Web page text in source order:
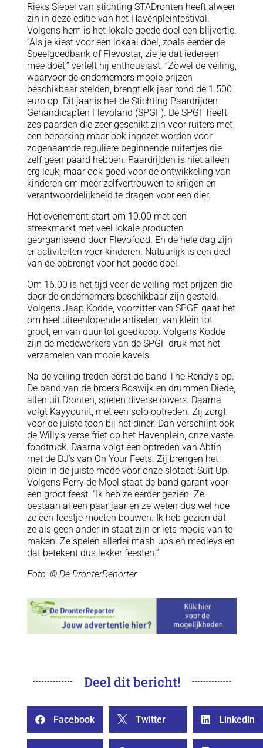
Rieks Siepel van stichting STADronten heeft alweer
zin in deze editie van het Havenpleinfestival.
Volgens hem is het lokale goede doel een blijvertje.
“Als je kiest voor een lokaal doel, zoals eerder de
Speelgoedbank of Flevostar, zie je dat iedereen
mee doet,” vertelt hij enthousiast. “Zowel de veiling,
waarvoor de ondernemers mooie prijzen
beschikbaar stelden, brengt elk jaar rond de 1.500
euro op. Dit jaar is het de Stichting Paardrijden
Gehandicapten Flevoland (SPGF). De SPGF heeft
zes paarden die zeer geschikt zijn voor ruiters met
een beperking maar ook ingezet worden voor
zogenaamde reguliere beginnende ruitertjes die
zelf geen paard hebben. Paardrijden is niet alleen
erg leuk, maar ook goed voor de ontwikkeling van
kinderen om meer zelfvertrouwen te krijgen en
verantwoordelijkheid te dragen voor een dier.
Het evenement start om 10.00 met een
streekmarkt met veel lokale producten
georganiseerd door Flevofood. En de hele dag zijn
er activiteiten voor kinderen. Natuurlijk is een deel
van de opbrengt voor het goede doel.
Om 16.00 is het tijd voor de veiling met prijzen die
door de ondernemers beschikbaar zijn gesteld.
Volgens Jaap Kodde, voorzitter van SPGF, gaat het
om heel uiteenlopende artikelen, van klein tot
groot, en van duur tot goedkoop. Volgens Kodde
zijn de medewerkers van de SPGF druk met het
verzamelen van mooie kavels.
Na de veiling treden eerst de band The Rendy’s op.
De band van de broers Boswijk en drummen Diede,
allen uit Dronten, spelen diverse covers. Daarna
volgt Kayyounit, met een solo optreden. Zij zorgt
voor de juiste toon bij het diner. Dan verschijnt ook
de Willy’s verse friet op het Havenplein, onze vaste
foodtruck. Daarna volgt een optreden van Abtin
met de DJ’s van On Your Feets. Zij brengen het
plein in de juiste mode voor onze slotact: Suit Up.
Volgens Perry de Moel staat de band garant voor
een groot feest. “Ik heb ze eerder gezien. Ze
bestaan al een paar jaar en ze weten dus wel hoe
ze een feestje moeten bouwen. Ik heb gezien dat
ze als geen ander in staat zijn er iets moois van te
maken. Ze spelen allerlei mash-ups en medleys en
dat betekent dus lekker feesten.”
Foto: © De DronterReporter
Deel dit bericht!
 Facebook  Twitter  Linkedin